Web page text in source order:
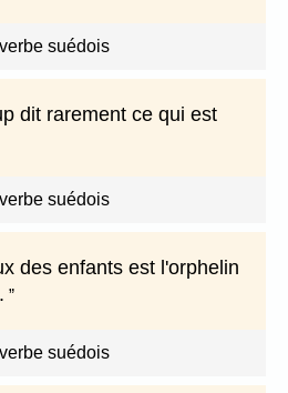
suédois
dit rarement ce qui est
suédois
des enfants est l'orphelin
suédois